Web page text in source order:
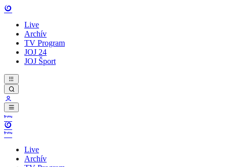
Live
Archív
TV Program
JOJ 24
JOJ Šport
Live
Archív